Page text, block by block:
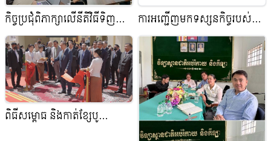
កិច្ចប្រជុំពិភាក្សាលើនីតិវិធីទិញ
ឯកសារអេឡិចត្រូនិក(E-Books,
E-Journal)ជាមួយក្រុមហ៊ុនមកពី
សឹង្ហាបុរី
ការអញ្ជើញមកទស្សនកិច្ចរបស់
ស្ថានទូតអាមេរិក
ពិធីសម្ពោធ និងកាត់ខ្សែបូ